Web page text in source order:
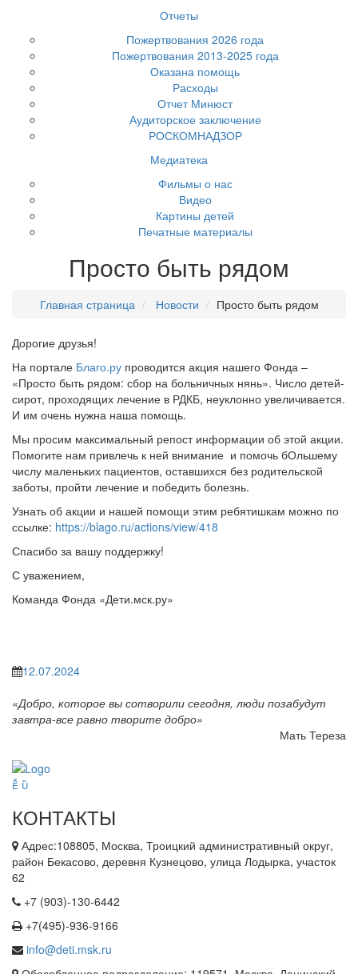
Отчеты
Пожертвования 2026 года
Пожертвования 2013-2025 года
Оказана помощь
Расходы
Отчет Минюст
Аудиторское заключение
РОСКОМНАДЗОР
Медиатека
Фильмы о нас
Видео
Картины детей
Печатные материалы
Просто быть рядом
Главная страница Новости Просто быть рядом
Дорогие друзья!
На портале Благо.ру проводится акция нашего Фонда –
«Просто быть рядом: сбор на больничных нянь». Число детей-
сирот, проходящих лечение в РДКБ, неуклонно увеличивается.
И им очень нужна наша помощь.
Мы просим максимальный репост информации об этой акции.
Помогите нам привлечь к ней внимание и помочь бОльшему
числу маленьких пациентов, оставшихся без родительской
заботы, пройти лечение и победить болезнь.
Узнать об акции и нашей помощи этим ребятишкам можно по
ссылке: https://blago.ru/actions/view/418
Спасибо за вашу поддержку!
С уважением,
Команда Фонда «Дети.мск.ру»
12.07.2024
«Добро, которое вы сотворили сегодня, люди позабудут
завтра-все равно творите добро»
Мать Тереза
КОНТАКТЫ
Адрес:108805, Москва, Троицкий административный округ,
район Бекасово, деревня Кузнецово, улица Лодырка, участок
62
+7 (903)-130-6442
+7(495)-936-9166
info@deti.msk.ru